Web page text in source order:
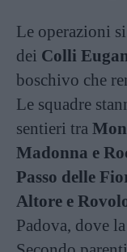
Le operazioni
dei Colli
boschivo che
Le squadre
sentieri tra
Madonna e
Passo delle
Altore e
Padova, dove